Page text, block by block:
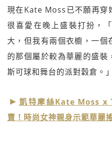
現在Kate Moss已不願再穿
很喜愛在晚上盛裝打扮，
大，但我有兩個衣櫥，一
的那個屬於較為華麗的盛
斯可球和舞台的派對穀倉。」
凱特摩絲Kate Moss x
賣！時尚女神親身示範華麗